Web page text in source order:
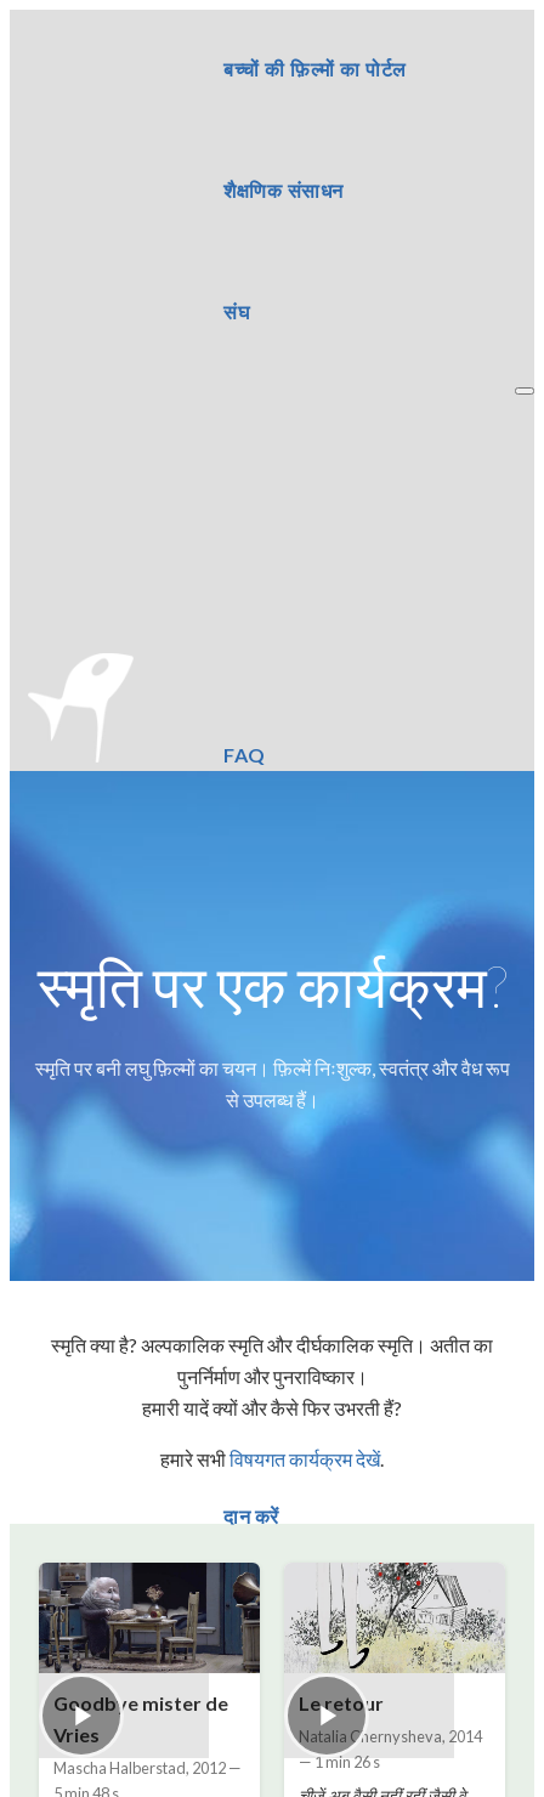
बच्चों की फ़िल्मों का पोर्टल
शैक्षणिक संसाधन
संघ
FAQ
दान करें
स्मृति पर एक कार्यक्रम?
स्मृति पर बनी लघु फ़िल्मों का चयन। फ़िल्में निःशुल्क, स्वतंत्र और वैध रूप
से उपलब्ध हैं।
स्मृति क्या है? अल्पकालिक स्मृति और दीर्घकालिक स्मृति। अतीत का
पुनर्निर्माण और पुनराविष्कार।
हमारी यादें क्यों और कैसे फिर उभरती हैं?
हमारे सभीविषयगत कार्यक्रम देखें.
Goodbye mister de
Vries
Mascha Halberstad, 2012—
Le retour
Natalia Chernysheva, 2014
—1 min 26 s